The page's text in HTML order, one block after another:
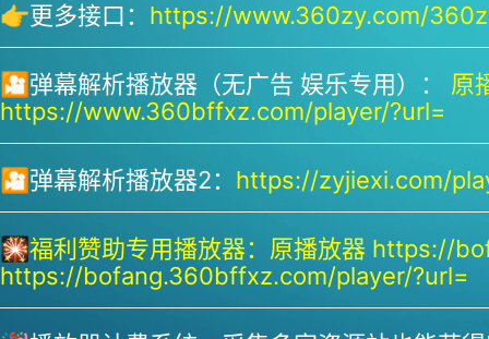
👉更多接口： https://www.360zy.com/
🎦弹幕解析播放器（无广告 娱乐专用）： 原
https://www.360bffxz.com/player/?url=
🎦弹幕解析播放器2： https://zyjiexi.com/
🎇福利赞助专用播放器： 原播放器 https://
https://bofang.360bffxz.com/player/?url=